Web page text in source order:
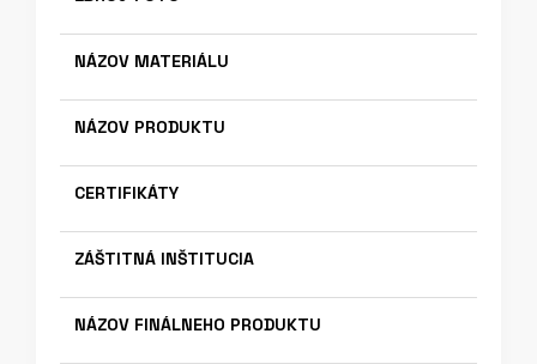
NÁZOV MATERIÁLU
NÁZOV PRODUKTU
CERTIFIKÁTY
ZÁŠTITNÁ INŠTITUCIA
NÁZOV FINÁLNEHO PRODUKTU